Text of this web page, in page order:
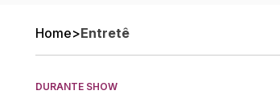
Home>Entretê
DURANTE SHOW